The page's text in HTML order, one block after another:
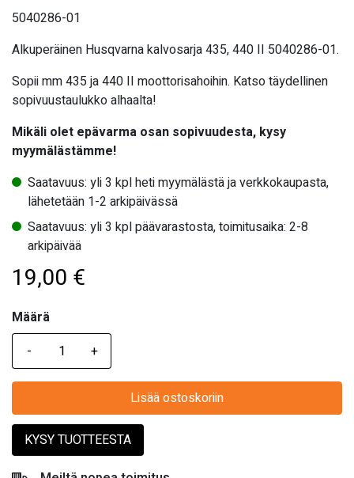
5040286-01
Alkuperäinen Husqvarna kalvosarja 435, 440 II 5040286-01.
Sopii mm 435 ja 440 II moottorisahoihin. Katso täydellinen
sopivuustaulukko alhaalta!
Mikäli olet epävarma osan sopivuudesta, kysy
myymälästämme!
Saatavuus: yli 3 kpl heti myymälästä ja verkkokaupasta,
lähetetään 1-2 arkipäivässä
Saatavuus: yli 3 kpl päävarastosta, toimitusaika: 2-8
arkipäivää
19,00 €
Määrä
Määrä
Lisää ostoskoriin
KYSY TUOTTEESTA